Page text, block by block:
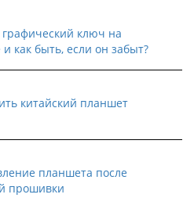
графический ключ на
как быть, если он забыт?
китайский планшет
планшета после
прошивки